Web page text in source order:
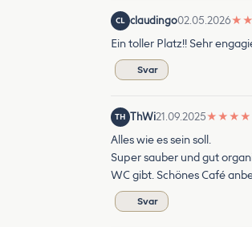
CL claudingo02.05.2026★ ★
Ein toller Platz!! Sehr
Svar
TH ThWi21.09.2025★ ★ ★ ★
Alles wie es sein soll.
Super sauber und gut
WC gibt. Schönes Café
Svar